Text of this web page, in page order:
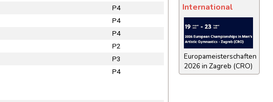
P4
P4
P4
P2
P3
P4
International
Europameisterschaften
2026 in Zagreb (CRO)